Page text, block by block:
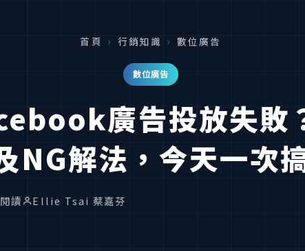
首頁 › 行銷知識 › 數位廣告
數位廣告
廣告投放失敗
NG解法，今天一次
讀 Ellie Tsai 蔡嘉芬